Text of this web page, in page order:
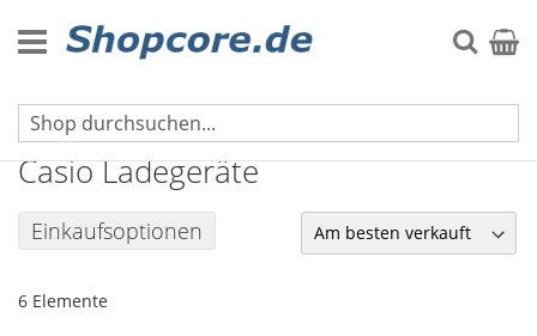
Inhalt
springen
Suche
Mein
Ladegeräte für Kameras
Casio Ladegeräte
Einkaufsoptionen
6 Elemente